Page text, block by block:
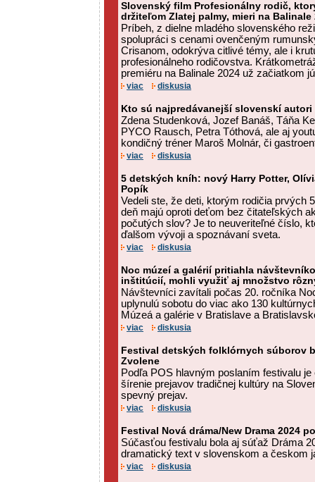
Slovenský film Profesionálny rodič,
držiteľom Zlatej palmy, mieri na Balinale
Príbeh, z dielne mladého slovenského
spolupráci s cenami ovenčeným
Crisanom, odokrýva citlivé témy, ale i
profesionálneho rodičovstva.
premiéru na Balinale 2024 už začiatkom
viac diskusia
Kto sú najpredávanejší slovenskí autori
Zdena Studenková, Jozef Banáš, Táňa
PYCO Rausch, Petra Tóthová, ale aj
kondičný tréner Maroš Molnár, či
viac diskusia
5 detských kníh: nový Harry Potter,
Popík
Vedeli ste, že deti, ktorým rodičia prvých
deň majú oproti deťom bez čitateľských
počutých slov? Je to neuveriteľné číslo,
ďalšom vývoji a spoznávaní sveta.
viac diskusia
Noc múzeí a galérií pritiahla
inštitúcií, mohli využiť aj množstvo
Návštevníci zavítali počas 20. ročníka
uplynulú sobotu do viac ako 130
Múzeá a galérie v Bratislave a
viac diskusia
Festival detských folklórnych súborov
Zvolene
Podľa POS hlavným poslaním festivalu
šírenie prejavov tradičnej kultúry na
spevný prejav.
viac diskusia
Festival Nová dráma/New Drama 2024
Súčasťou festivalu bola aj súťaž Dráma
dramatický text v slovenskom a českom
viac diskusia